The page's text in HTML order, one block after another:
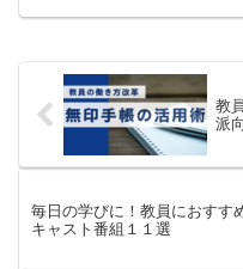
教
派
毎日の学びに！教員におすす
キャスト番組１１選